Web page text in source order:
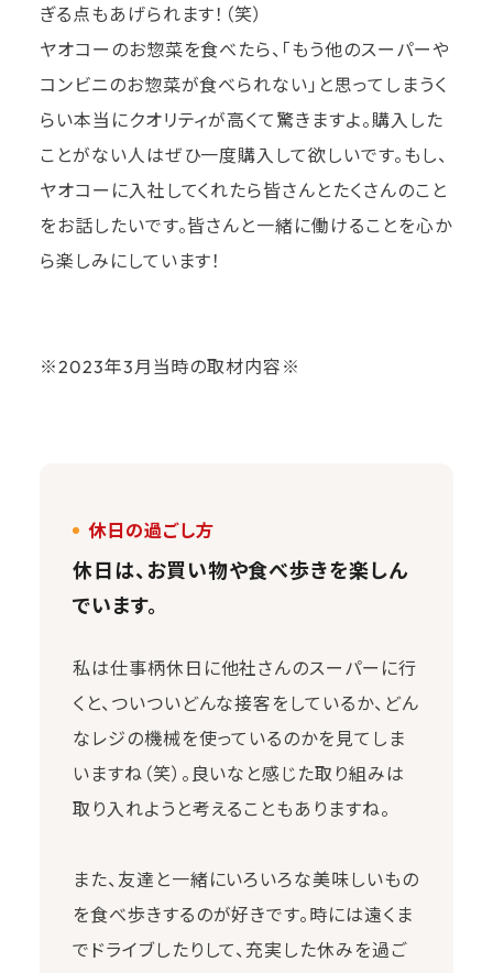
ぎる点もあげられます！（笑）
ヤオコーのお惣菜を食べたら、「もう他のスーパーや
コンビニのお惣菜が食べられない」と思ってしまうく
らい本当にクオリティが高くて驚きますよ。購入した
ことがない人はぜひ一度購入して欲しいです。もし、
ヤオコーに入社してくれたら皆さんとたくさんのこと
をお話したいです。皆さんと一緒に働けることを心か
ら楽しみにしています！
※2023年3月当時の取材内容※
休日の過ごし方
休日は、お買い物や食べ歩きを楽しん
でいます。
私は仕事柄休日に他社さんのスーパーに行
くと、ついついどんな接客をしているか、どん
なレジの機械を使っているのかを見てしま
いますね（笑）。良いなと感じた取り組みは
取り入れようと考えることもありますね。
また、友達と一緒にいろいろな美味しいもの
を食べ歩きするのが好きです。時には遠くま
でドライブしたりして、充実した休みを過ご